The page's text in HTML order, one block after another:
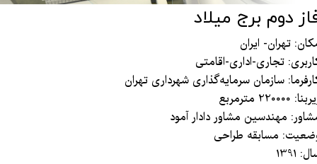
دوم برج میلاد
تهران- ایران
تجاری-اداری-اقامتی
سازمان سرمایه‌گذاری شهرداری تهران
220000 مترمربع
مهندسین مشاور دادار آمود
مسابقه طراحی
1391